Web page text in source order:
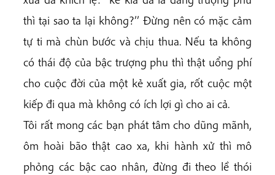
thì tại sao ta lại không?’’ Đừng nên có mặc cảm
tự ti mà chùn bước và chịu thua. Nếu ta không
có thái độ của bậc trượng phu thì thật uổng phí
cho cuộc đời của một kẻ xuất gia, rốt cuộc một
kiếp đi qua mà không có ích lợi gì cho ai cả.
Tôi rất mong các bạn phát tâm cho dũng mãnh,
ôm hoài bão thật cao xa, khi hành xử thì mô
phỏng các bậc cao nhân, đừng đi theo lề thói